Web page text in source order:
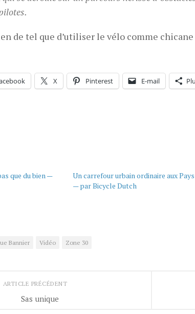
de tel que d’utiliser le vélo comme
X Pinterest E-mail
que du bien —
Un carrefour urbain ordinaire aux
— par Bicycle Dutch
Bannier Vidéo Zone 30
ARTICLE PRÉCÉDENT
Sas unique